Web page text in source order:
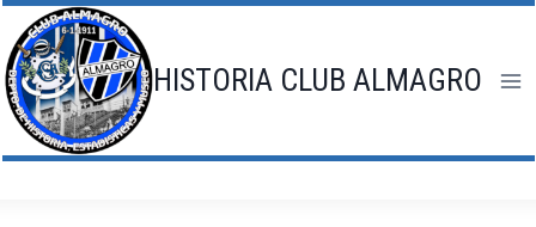
Saltar
al
contenido
HISTORIA CLUB ALMAGRO